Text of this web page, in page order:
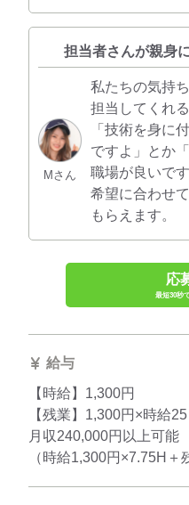
担当者さんが親身
Mさん
私たちの気持
担当してくれ
「技術を身に
ですよ」とか
職場が良いで
希望に合わせ
もらえます。
応
最短30秒
給与
【時給】1,300円
【残業】1,300円×時給
月収240,000円以上可能
（時給1,300円×7.75H＋